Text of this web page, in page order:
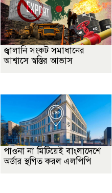
জ্বালানি সংকট সমাধানের
আশ্বাসে স্বস্তির আভাস
পাওনা না মিটিয়েই বাংলাদেশে
অর্ডার স্থগিত করল এলপিপি